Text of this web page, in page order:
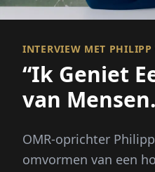
INTERVIEW MET PHILIPP
“Ik Geniet
van Mensen
OMR-oprichter
omvormen van een